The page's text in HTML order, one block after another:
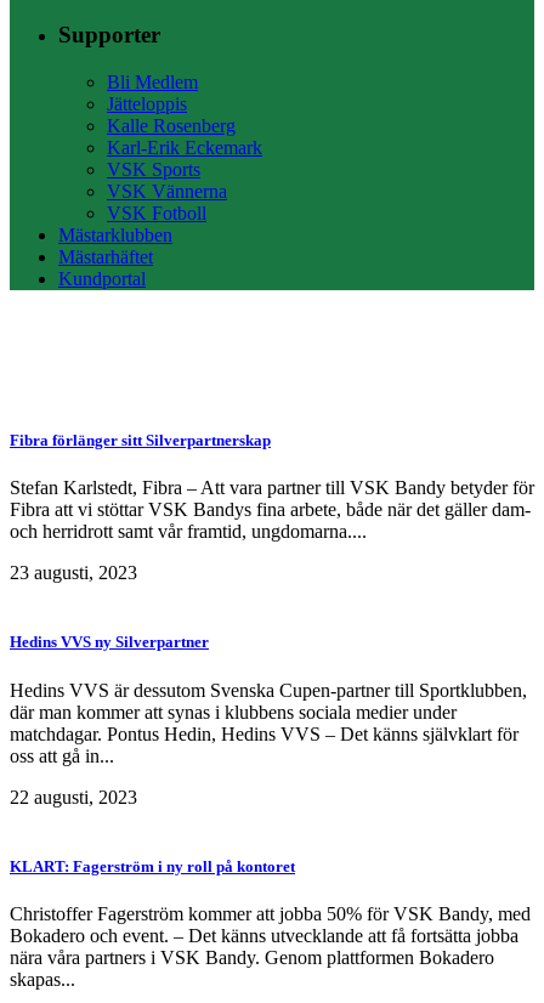
Supporter
Bli Medlem
Jätteloppis
Kalle Rosenberg
Karl-Erik Eckemark
VSK Sports
VSK Vännerna
VSK Fotboll
Mästarklubben
Mästarhäftet
Kundportal
Fibra förlänger sitt Silverpartnerskap
Stefan Karlstedt, Fibra – Att vara partner till VSK Bandy betyder för
Fibra att vi stöttar VSK Bandys fina arbete, både när det gäller dam-
och herridrott samt vår framtid, ungdomarna....
23 augusti, 2023
Hedins VVS ny Silverpartner
Hedins VVS är dessutom Svenska Cupen-partner till Sportklubben,
där man kommer att synas i klubbens sociala medier under
matchdagar. Pontus Hedin, Hedins VVS – Det känns självklart för
oss att gå in...
22 augusti, 2023
KLART: Fagerström i ny roll på kontoret
Christoffer Fagerström kommer att jobba 50% för VSK Bandy, med
Bokadero och event. – Det känns utvecklande att få fortsätta jobba
nära våra partners i VSK Bandy. Genom plattformen Bokadero
skapas...